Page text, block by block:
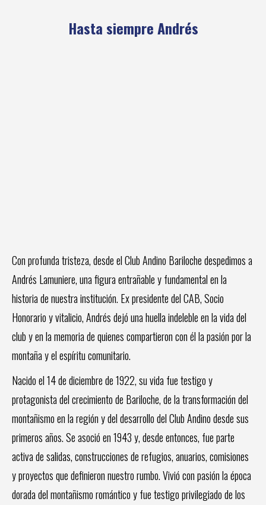
Hasta siempre Andrés
Con profunda tristeza, desde el Club Andino Bariloche despedimos a
Andrés Lamuniere, una figura entrañable y fundamental en la
historia de nuestra institución. Ex presidente del CAB, Socio
Honorario y vitalicio, Andrés dejó una huella indeleble en la vida del
club y en la memoria de quienes compartieron con él la pasión por la
montaña y el espíritu comunitario.
Nacido el 14 de diciembre de 1922, su vida fue testigo y
protagonista del crecimiento de Bariloche, de la transformación del
montañismo en la región y del desarrollo del Club Andino desde sus
primeros años. Se asoció en 1943 y, desde entonces, fue parte
activa de salidas, construcciones de refugios, anuarios, comisiones
y proyectos que definieron nuestro rumbo. Vivió con pasión la época
dorada del montañismo romántico y fue testigo privilegiado de los